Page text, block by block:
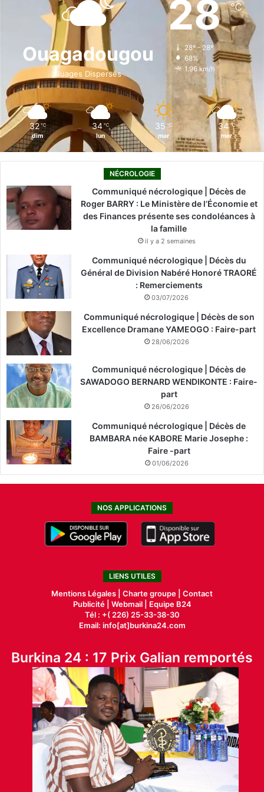
b
o
k
i
n
a
g
r
o
k
Ouagadougou
Nuages Dispersés
28℃
28º - 28º
68%
1.96 km/h
32 ℃
dim
34 ℃
lun
35 ℃
mar
34 ℃
mer
NÉCROLOGIE
Communiqué nécrologique | Décès de
Roger BARRY : Le Ministère de l’Économie et
des Finances présente ses condoléances à
la famille
il y a 2 semaines
Communiqué nécrologique | Décès du
Général de Division Nabéré Honoré TRAORÉ
: Remerciements
03/07/2026
Communiqué nécrologique | Décès de son
Excellence Dramane YAMEOGO : Faire-part
28/06/2026
Communiqué nécrologique | Décès de
SAWADOGO BERNARD WENDIKONTE : Faire-
part
26/06/2026
Communiqué nécrologique | Décès de
BAMBARA née KABORE Marie Josephe :
Faire -part
01/06/2026
NOS APPLICATIONS
LIENS UTILES
Mentions Légales | Charte groupe | Contact
Publicité| Webmail |
Equipe B24
Tél : +( 226) 25-33-38-30
Email: info[at]burkina24.com
Burkina 24 : 17 Prix Galian remportés